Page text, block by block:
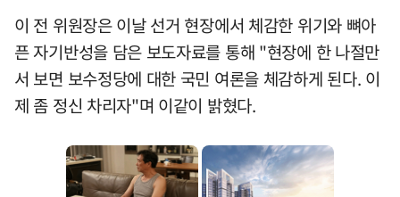
이 전 위원장은 이날 선거 현장에서 체감한 위기와 뼈아
픈 자기반성을 담은 보도자료를 통해 "현장에 한 나절만
서 보면 보수정당에 대한 국민 여론을 체감하게 된다. 이
제 좀 정신 차리자"며 이같이 밝혔다.